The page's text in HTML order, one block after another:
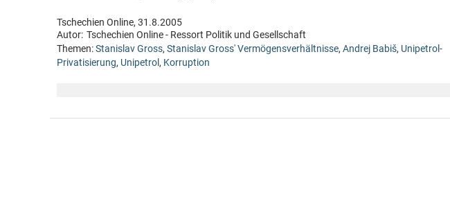
Tschechien Online, 31.8.2005
Autor: Tschechien Online - Ressort Politik und Gesellschaft
Themen:Stanislav Gross, Stanislav Gross' Vermögensverhältnisse, Andrej Babiš, Unipetrol-
Privatisierung, Unipetrol, Korruption